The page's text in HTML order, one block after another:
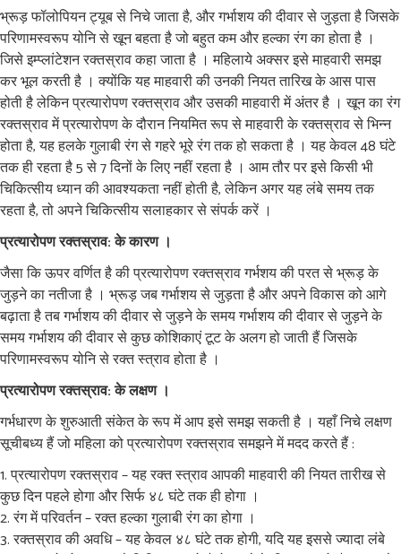
भ्रूड़ फॉलोपियन ट्यूब से निचे जाता है, और गर्भाशय की दीवार से जुड़ता है जिसके
परिणामस्वरूप योनि से खून बहता है जो बहुत कम और हल्का रंग का होता है ।
जिसे इम्प्लांटेशन रक्तस्राव कहा जाता है । महिलाये अक्सर इसे माहवारी समझ
कर भूल करती है । क्योंकि यह माहवारी की उनकी नियत तारिख के आस पास
होती है लेकिन प्रत्यारोपण रक्तस्राव और उसकी माहवारी में अंतर है । खून का रंग
रक्तस्राव में प्रत्यारोपण के दौरान नियमित रूप से माहवारी के रक्तस्राव से भिन्न
होता है, यह हलके गुलाबी रंग से गहरे भूरे रंग तक हो सकता है । यह केवल 48 घंटे
तक ही रहता है 5 से 7 दिनों के लिए नहीं रहता है । आम तौर पर इसे किसी भी
चिकित्सीय ध्यान की आवश्यकता नहीं होती है, लेकिन अगर यह लंबे समय तक
रहता है, तो अपने चिकित्सीय सलाहकार से संपर्क करें ।
प्रत्यारोपण रक्तस्राव: के कारण ।
जैसा कि ऊपर वर्णित है की प्रत्यारोपण रक्तस्राव गर्भशय की परत से भ्रूड़ के
जुड़ने का नतीजा है । भ्रूड़ जब गर्भाशय से जुड़ता है और अपने विकास को आगे
बढ़ाता है तब गर्भाशय की दीवार से जुड़ने के समय गर्भाशय की दीवार से जुड़ने के
समय गर्भाशय की दीवार से कुछ कोशिकाएं टूट के अलग हो जाती हैं जिसके
परिणामस्वरूप योनि से रक्त स्त्राव होता है ।
प्रत्यारोपण रक्तस्राव: के लक्षण ।
गर्भधारण के शुरुआती संकेत के रूप में आप इसे समझ सकती है । यहाँ निचे लक्षण
सूचीबध्य हैं जो महिला को प्रत्यारोपण रक्तस्राव समझने में मदद करते हैं :
प्रत्यारोपण रक्तस्राव – यह रक्त स्त्राव आपकी माहवारी की नियत तारीख से
कुछ दिन पहले होगा और सिर्फ ४८ घंटे तक ही होगा ।
रंग में परिवर्तन – रक्त हल्का गुलाबी रंग का होगा ।
रक्तस्राव की अवधि – यह केवल ४८ घंटे तक होगी, यदि यह इससे ज्यादा लंबे